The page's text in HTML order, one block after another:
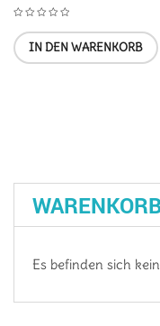
IN DEN WARENKORB
Es befinden sich